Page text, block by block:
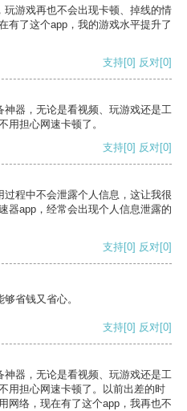
游戏再也不会出现卡顿、掉线的情
有了这个app，我的游戏水平提升了
支持[0] 反对[0]
器，无论是看视频、玩游戏还是工
用担心网速卡顿了。
支持[0] 反对[0]
程中不会泄露个人信息，这让我很
器app，经常会出现个人信息泄露的
支持[0] 反对[0]
省钱又省心。
支持[0] 反对[0]
器，无论是看视频、玩游戏还是工
用担心网速卡顿了。以前出差的时
网络，现在有了这个app，我再也不